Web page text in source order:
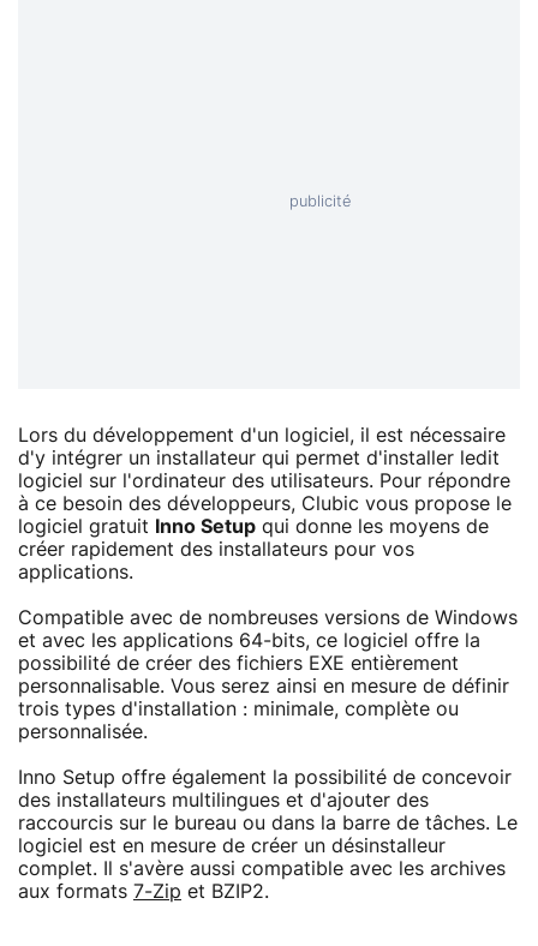
Lors du développement d'un logiciel, il est nécessaire
d'y intégrer un installateur qui permet d'installer ledit
logiciel sur l'ordinateur des utilisateurs. Pour répondre
à ce besoin des développeurs, Clubic vous propose le
logiciel gratuit
Inno Setup qui donne les moyens de
créer rapidement des installateurs pour vos
applications.
Compatible avec de nombreuses versions de Windows
et avec les applications 64-bits, ce logiciel offre la
possibilité de créer des fichiers EXE entièrement
personnalisable. Vous serez ainsi en mesure de définir
trois types d'installation : minimale, complète ou
personnalisée.
Inno Setup offre également la possibilité de concevoir
des installateurs multilingues et d'ajouter des
raccourcis sur le bureau ou dans la barre de tâches. Le
logiciel est en mesure de créer un désinstalleur
complet. Il s'avère aussi compatible avec les archives
aux formats 7-Zip et BZIP2.